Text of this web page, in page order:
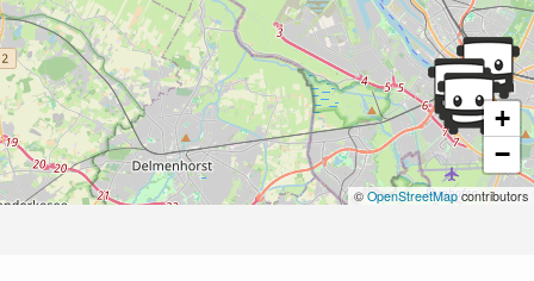
+
−
© OpenStreetMapcontributors